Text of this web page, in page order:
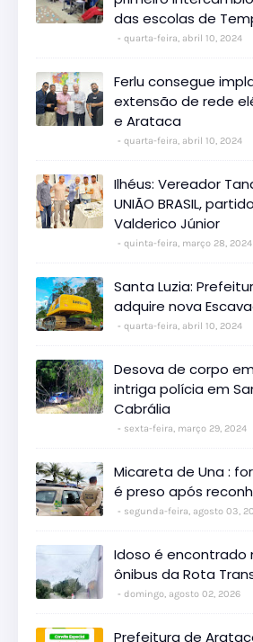
das escolas de
quarta-feira, abril 10, 2024
Ferlu consegue
extensão de rede
e Arataca
quarta-feira, abril 10, 2024
Ilhéus: Vereador
UNIÃO BRASIL,
Valderico Júnior
quinta-feira, março 28, 2024
Santa Luzia:
adquire nova
quarta-feira, abril 10, 2024
Desova de corpo
intriga polícia em
Cabrália
sexta-feira, março 29, 2024
Micareta de Una :
é preso após
segunda-feira, agosto 03,
Idoso é
ônibus da Rota
domingo, agosto 02, 2026
Prefeitura de